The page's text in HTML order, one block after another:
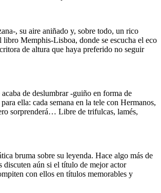
, su aire aniñado y, sobre todo, un rico
Memphis-Lisboa, donde se escucha el eco
de altura que haya preferido no seguir
de deslumbrar -guiño en forma de
ella: cada semana en la tele con Hermanos,
sorprenderá… Libre de trifulcas, lamés,
bruma sobre su leyenda. Hace algo más de
discuten aún si el título de mejor actor
con ellos en títulos memorables y